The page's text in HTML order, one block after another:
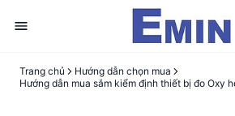
Trang chủ
Hướng dẫn chọn mua